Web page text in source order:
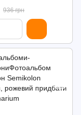
936 грн